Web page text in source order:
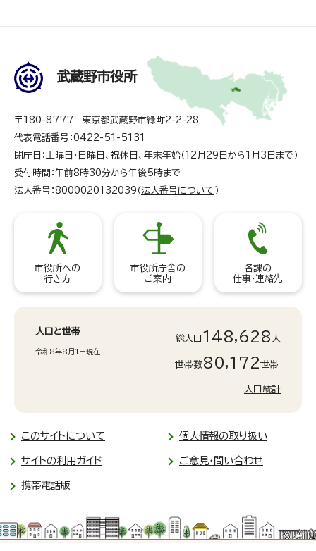
武蔵野市役所
〒180-8777 東京都武蔵野市緑町2-2-28
代表電話番号：0422-51-5131
閉庁日：土曜日・日曜日、祝休日、年末年始（12月29日から1月3日まで）
受付時間：午前8時30分から午後5時まで
法人番号：8000020132039（ 法人番号について ）
市役所への
行き方
市役所庁舎の
ご案内
各課の
仕事・連絡先
人口と世帯
令和8年8月1日現在
総人口 148,628 人
世帯数80,172世帯
人口統計
このサイトについて 個人情報の取り扱い
サイトの利用ガイド ご意見・問い合わせ
携帯電話版